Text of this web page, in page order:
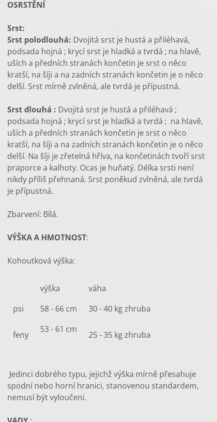
OSRSTĚNÍ
Srst:
Srst polodlouhá: Dvojitá srst je hustá a přiléhavá,
podsada hojná ; krycí srst je hladká a tvrdá ; na hlavě,
uších a předních stranách končetin je srst o něco
kratší, na šíji a na zadních stranách končetin je o něco
delší. Srst mírně zvlněná, ale tvrdá je přípustná.
Srst dlouhá : Dvojitá srst je hustá a přiléhavá ;
podsada hojná ; krycí srst je hladká a tvrdá ; na hlavě,
uších a předních stranách končetin je srst o něco
kratší, na šíji a na zadních stranách končetin je o něco
delší. Na šíji je zřetelná hříva, na končetinách tvoří srst
praporce a kalhoty. Ocas je huňatý. Délka srsti není
nikdy příliš přehnaná. Srst poněkud zvlněná, ale tvrdá
je přípustná.
Zbarvení: Bílá.
VÝŠKA A HMOTNOST:
Kohoutková výška:
výška
váha
psi
58 - 66 cm 30 - 40 kg zhruba
feny
53 - 61 cm
25 - 35 kg zhruba
Jedinci dobrého typu, jejichž výška mírně přesahuje
spodní nebo horní hranici, stanovenou standardem,
nemusí být vyloučeni.